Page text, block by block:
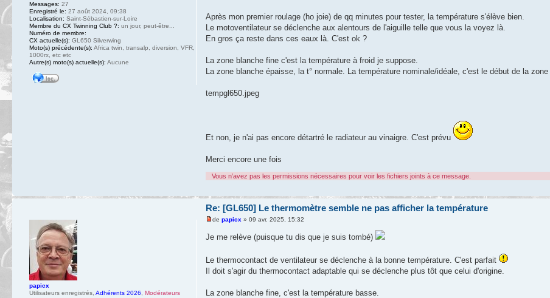
Après mon premier roulage (ho joie) de qq minutes pour tester, la température s'élève bien.
Le motoventilateur se déclenche aux alentours de l'aiguille telle que vous la voyez là.
En gros ça reste dans ces eaux là. C'est ok ?
La zone blanche fine c'est la température à froid je suppose.
La zone blanche épaisse, la t° normale. La température nominale/idéale, c'est le début de la
tempgl650.jpeg
Et non, je n'ai pas encore détartré le radiateur au vinaigre. C'est prévu
Merci encore une fois
Vous n’avez pas les permissions nécessaires pour voir les fichiers joints à ce message.
Messages: 27
Enregistré le: 27 août 2024, 09:38
Localisation: Saint-Sébastien-sur-Loire
Membre du CX Twinning Club ?: un jour, peut-être...
Numéro de membre:
CX actuelle(s): GL650 Silverwing
Moto(s) précédente(s): Africa twin, transalp, diversion, VFR,
1000rx, etc etc
Autre(s) moto(s) actuelle(s): Aucune
Re: [GL650] Le thermomètre semble ne pas afficher la température
depapicx » 09 avr. 2025, 15:32
Je me relève (puisque tu dis que je suis tombé)
Le thermocontact de ventilateur se déclenche à la bonne température. C'est parfait
Il doit s'agir du thermocontact adaptable qui se déclenche plus tôt que celui d'origine.
La zone blanche fine, c'est la température basse.
papicx
Utilisateurs enregistrés Adhérents 2026 Modérateurs